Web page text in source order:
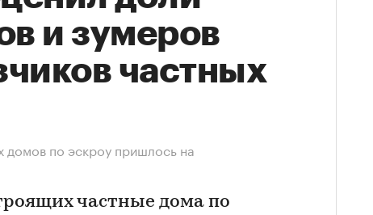
и зумеров
частных
домов по эскроу пришлось на
частные дома по